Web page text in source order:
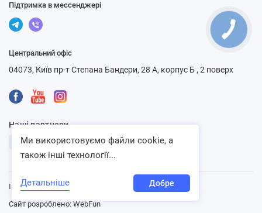
Підтримка в мессенджері
Центральний офіс
04073, Київ пр-т Степана Бандери, 28 А, корпус Б , 2 поверх
Наші партнери
Інтернет-магазин «Ventbazar», 2013 - 2026
Сайт розроблено: WebFun
Ми використовуємо файли cookie, а
також інші технології...
Детальніше Добре